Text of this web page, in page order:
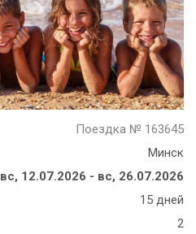
Поездка № 163645
Минск
вс, 12.07.2026 - вс, 26.07.2026
15 дней
2